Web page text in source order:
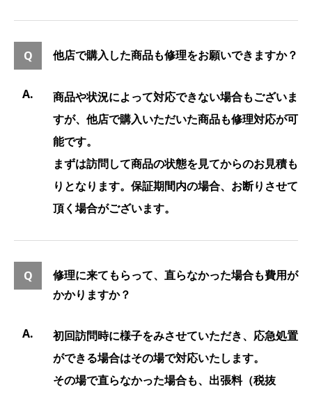
他店で購入した商品も修理をお願いできますか？
商品や状況によって対応できない場合もございま
すが、他店で購入いただいた商品も修理対応が可
能です。
まずは訪問して商品の状態を見てからのお見積も
りとなります。保証期間内の場合、お断りさせて
頂く場合がございます。
修理に来てもらって、直らなかった場合も費用が
かかりますか？
初回訪問時に様子をみさせていただき、応急処置
ができる場合はその場で対応いたします。
その場で直らなかった場合も、出張料（税抜